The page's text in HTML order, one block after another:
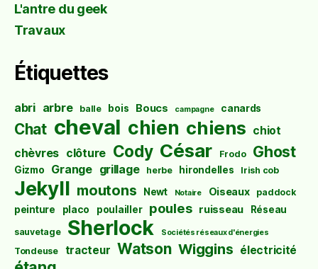
L'antre du geek
Travaux
Étiquettes
abri arbre balle bois Boucs campagne canards
Chat cheval chien chiens chiot
chèvres clôture Cody César Frodo Ghost
Gizmo Grange grillage herbe hirondelles Irish cob
Jekyll moutons Newt Notaire Oiseaux paddock
peinture placo poulailler poules ruisseau Réseau
sauvetage Sherlock Sociétés réseaux d'énergies
Tondeuse tracteur Watson Wiggins électricité